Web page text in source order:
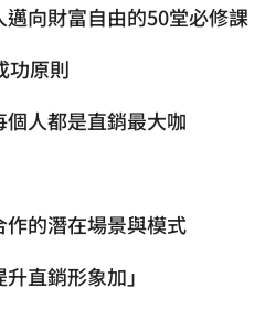
向財富自由的50堂必修課
功原則
人都是直銷最大咖
的潛在場景與模式
直銷形象加」